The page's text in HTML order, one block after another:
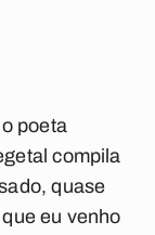
poeta
compila
quase
eu venho